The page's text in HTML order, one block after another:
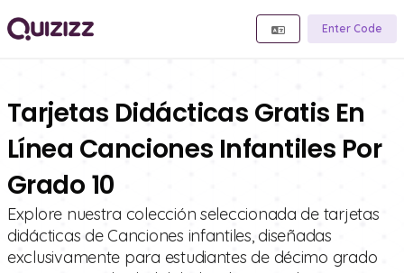
Enter Code
Tarjetas Didácticas Gratis En
Línea Canciones Infantiles Por
Grado 10
Explore nuestra colección seleccionada de tarjetas
didácticas de Canciones infantiles, diseñadas
exclusivamente para estudiantes de décimo grado